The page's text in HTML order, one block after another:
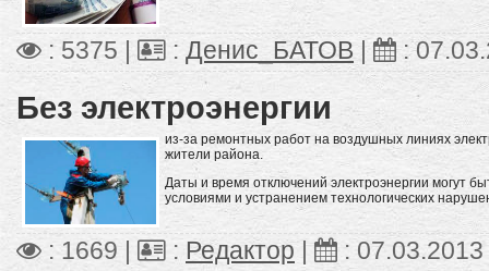
: 5375 | : Денис_БАТОВ | :
Без электроэнергии
из-за ремонтных работ на воздушных линиях
жители района.
Даты и время отключений электроэнергии могут
условиями и устранением технологических
: 1669 | : Редактор| : 07.03.2013